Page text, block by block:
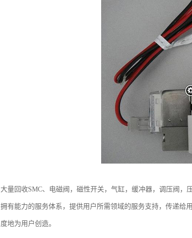
大量回收SMC、电磁阀，磁性开关，气缸，缓冲器，调压阀，
拥有能力的服务体系，提供用户所需领域的服务支持，传递给
度地为用户创造。